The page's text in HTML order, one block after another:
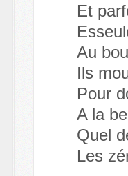
Et
Au
Ils
Pour
A la
Quel
Les